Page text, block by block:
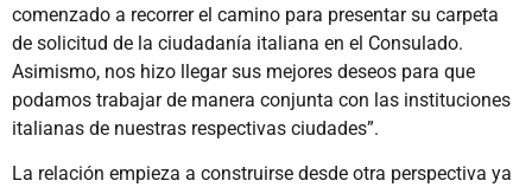
comenzado a recorrer el camino para presentar su carpeta
de solicitud de la ciudadanía italiana en el Consulado.
Asimismo, nos hizo llegar sus mejores deseos para que
podamos trabajar de manera conjunta con las instituciones
italianas de nuestras respectivas ciudades”.
La relación empieza a construirse desde otra perspectiva ya